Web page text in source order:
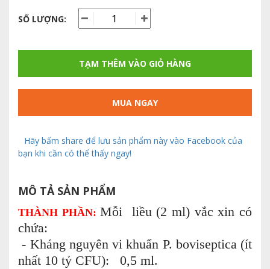
SỐ LƯỢNG:
TẠM THÊM VÀO GIỎ HÀNG
MUA NGAY
Hãy bấm share để lưu sản phẩm này vào Facebook của
bạn khi cần có thể thấy ngay!
MÔ TẢ SẢN PHẨM
THÀNH PHẦN:Mỗi liều (2 ml) vắc xin có
chứa:
- Kháng nguyên vi khuẩn P. boviseptica (ít
nhất 10 tỷ CFU): 0,5 ml.